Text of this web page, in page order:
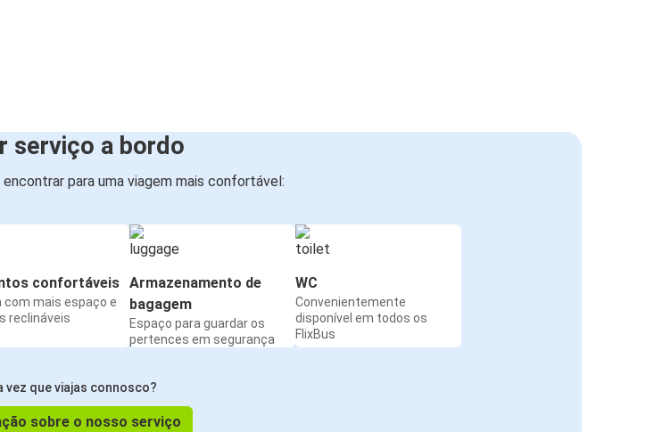
serviço a bordo
para uma viagem mais confortável:
confortáveis
com mais espaço e
reclináveis
Armazenamento de
bagagem
Espaço para guardar os
pertences em segurança
WC
Convenientemente
disponível em todos os
FlixBus
vez que viajas connosco?
sobre o nosso serviço